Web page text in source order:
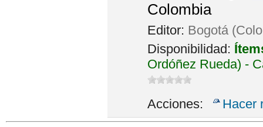
Colombia
Editor: Bogotá
Disponibilidad:
Ordóñez Rueda) -
Acciones: Hacer